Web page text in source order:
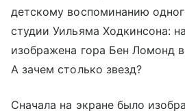
детскому воспоминанию
студии Уильяма Ходкинсона:
изображена гора Бен Ломонд
А зачем столько звезд?
Сначала на экране было